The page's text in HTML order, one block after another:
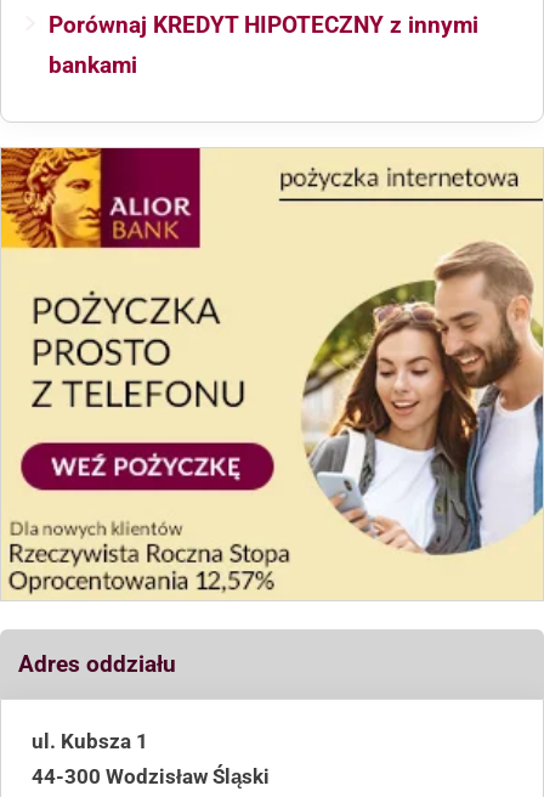
Porównaj KREDYT HIPOTECZNY z innymi
bankami
Adres oddziału
ul. Kubsza 1
44-300 Wodzisław Śląski